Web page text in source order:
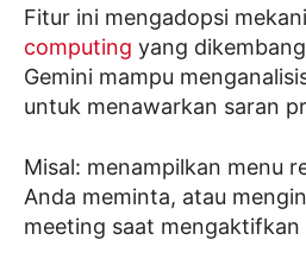
Fitur ini mengadopsi
computing yang
Gemini mampu
untuk menawarkan saran
Misal: menampilkan menu
Anda meminta, atau
meeting saat